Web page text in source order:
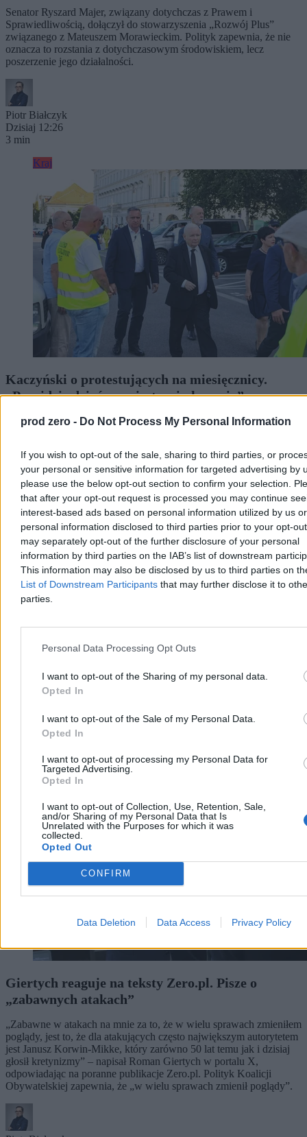
prod zero - Do Not Process My Personal Information
If you wish to opt-out of the sale, sharing to third parties, or
your personal or sensitive information for targeted advertising by
please use the below opt-out section to confirm your selection.
that after your opt-out request is processed you may continue
interest-based ads based on personal information utilized by us or
personal information disclosed to third parties prior to your opt-
may separately opt-out of the further disclosure of your personal
information by third parties on the IAB’s list of downstream
This information may also be disclosed by us to third parties on
List of Downstream Participants that may further disclose it to
parties.
Personal Data Processing Opt Outs
I want to opt-out of the Sharing of my personal data.
Opted In
I want to opt-out of the Sale of my Personal Data.
Opted In
I want to opt-out of processing my Personal Data for
Targeted Advertising.
Opted In
I want to opt-out of Collection, Use, Retention, Sale,
and/or Sharing of my Personal Data that Is
Unrelated with the Purposes for which it was
collected.
Opted Out
CONFIRM
Data Deletion Data Access Privacy Policy
Senator Ryszard Majer, związany dotychczas z Prawem i
Sprawiedliwością, dołączył do stowarzyszenia „Rozwój Plus”
związanego z Mateuszem Morawieckim. Polityk zapewnia, że nie
oznacza to rozstania z dotychczasowym środowiskiem, lecz
poszerzenie jego działalności.
Piotr Białczyk
Dzisiaj 12:26
3 min
Kraj
Kaczyński o protestujących na miesięcznicy.
„Przyjdzie dzień zwycięstwa i ukarania”
Okrzyki protestujących towarzyszyły miesięcznicy smoleńskiej na
propagandzie” i „lumpenproletariacie”. Prezes PiS zapowiedział też,
że po zmianie władzy przyjdzie czas na rozliczenia. – Przyjdzie
dzień zwycięstwa i ukarania – stwierdził.
Bartosz Michalski
Dzisiaj 11:34
5 min
Reklama
Reklama
Kraj
Giertych reaguje na teksty Zero.pl. Pisze o
„zabawnych atakach”
„Zabawne w atakach na mnie za to, że w wielu sprawach zmieniłem
poglądy, jest to, że dla atakujących często największym autorytetem
jest Janusz Korwin-Mikke, który zarówno 50 lat temu jak i dzisiaj
głosił kretynizmy” – napisał Roman Giertych w portalu X,
odpowiadając na poranne publikacje Zero.pl. Polityk Koalicji
Obywatelskiej zapewnia, że „w wielu sprawach zmienił poglądy”.